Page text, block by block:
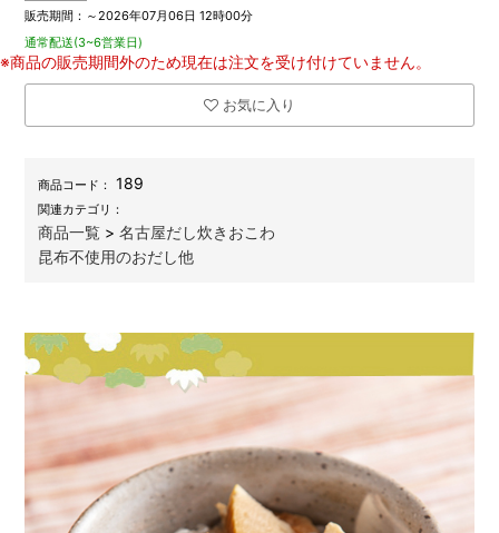
販売期間：～2026年07月06日 12時00分
通常配送(3~6営業日)
※商品の販売期間外のため現在は注文を受け付けていません。
お気に入り
商品コード： 189
関連カテゴリ：
商品一覧 >名古屋だし炊きおこわ
昆布不使用のおだし他